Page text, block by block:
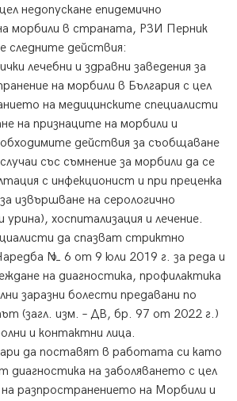
недопускане епидемично
морбили в страната, РЗИ Перник
следните действия:
лечебни и здравни заведения за
на морбили в България с цел
на медицинските специалисти
на признаците на морбили и
действия за съобщаване
със съмнение за морбили да се
с инфекционист и при преценка
извършване на серологично
урина), хоспитализация и лечение.
да спазват стриктно
№ 6 от 9 юли 2019 г. за реда и
на диагностика, профилактика
заразни болести предавани по
(загл. изм. – ДВ, бр. 97 от 2022 г.)
и контактни лица.
да поставят в работата си като
диагностика на заболяването с цел
разпространението на Морбили и